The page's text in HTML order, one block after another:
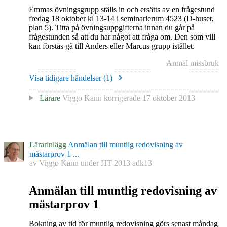
Emmas övningsgrupp ställs in och ersätts av en frågestund
fredag 18 oktober kl 13-14 i seminarierum 4523 (D-huset,
plan 5). Titta på övningsuppgifterna innan du går på
frågestunden så att du har något att fråga om. Den som vill
kan förstås gå till Anders eller Marcus grupp istället.
Anmäl missbruk
Visa tidigare händelser (1)
Lärare Viggo Kann korrigerade 17 oktober 2013
Lärarinlägg Anmälan till muntlig redovisning av
mästarprov 1 ...
av Viggo Kann under HT 2013 adk13
Anmälan till muntlig redovisning av
mästarprov 1
Bokning av tid för muntlig redovisning görs senast måndag